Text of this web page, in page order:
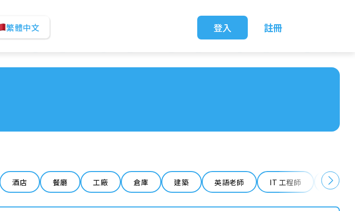
繁體中文 登入 註冊
酒店 餐廳 工廠 倉庫 建築 英語老師 IT 工程師 清潔